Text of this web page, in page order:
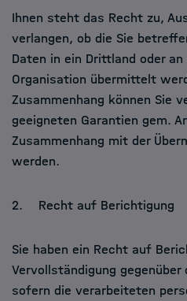
Ihnen steht das Recht zu,
verlangen, ob die Sie
Daten in ein Drittland oder
Organisation übermittelt
Zusammenhang können Sie
geeigneten Garantien gem.
Zusammenhang mit der
werden.
2. Recht auf Berichtigung
Sie haben ein Recht auf
Vervollständigung
sofern die verarbeiteten